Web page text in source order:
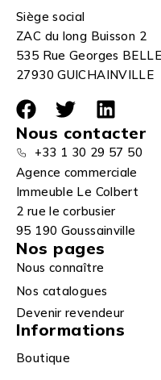
Siège social
ZAC du long Buisson 2
535 Rue Georges
27930 GUICHAINVILLE
Nous contacter
+33 1 30 29 57 50
Agence commerciale
Immeuble Le Colbert
2 rue le corbusier
95 190 Goussainville
Nos pages
Nous connaître
Nos catalogues
Devenir revendeur
Informations
Boutique